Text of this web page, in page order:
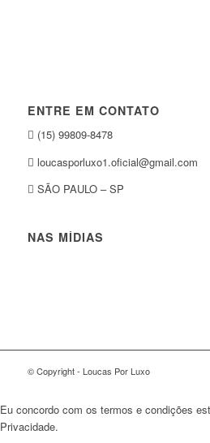
ENTRE EM CONTATO
(15) 99809-8478
loucasporluxo1.oficial@gmail.com
SÃO PAULO – SP
NAS MÍDIAS
© Copyright - Loucas Por Luxo
Eu concordo com os termos e condições
Privacidade.